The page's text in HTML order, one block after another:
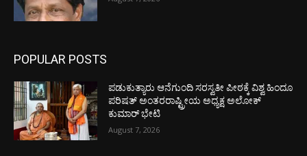
POPULAR POSTS
ಪಡುಕುತ್ಯಾರು ಆನೆಗುಂದಿ ಸರಸ್ವತೀ ಪೀಠಕ್ಕೆ ವಿಶ್ವ ಹಿಂದೂ
ಪರಿಷತ್ ಅಂತರರಾಷ್ಟ್ರೀಯ ಅಧ್ಯಕ್ಷ ಅಲೋಕ್
ಕುಮಾರ್ ಭೇಟಿ
August 7, 2026